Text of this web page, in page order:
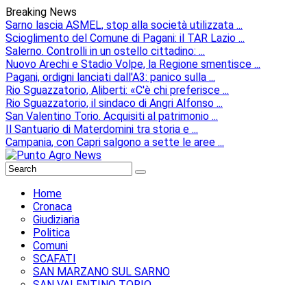
Breaking News
Sarno lascia ASMEL, stop alla società utilizzata ...
Scioglimento del Comune di Pagani: il TAR Lazio ...
Salerno. Controlli in un ostello cittadino: ...
Nuovo Arechi e Stadio Volpe, la Regione smentisce ...
Pagani, ordigni lanciati dall'A3: panico sulla ...
Rio Sguazzatorio, Aliberti: «C'è chi preferisce ...
Rio Sguazzatorio, il sindaco di Angri Alfonso ...
San Valentino Torio. Acquisiti al patrimonio ...
Il Santuario di Materdomini tra storia e ...
Campania, con Capri salgono a sette le aree ...
Home
Cronaca
Giudiziaria
Politica
Comuni
SCAFATI
SAN MARZANO SUL SARNO